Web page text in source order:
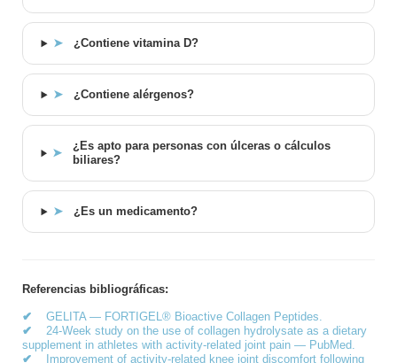
➤ ¿Contiene vitamina D?
➤ ¿Contiene alérgenos?
➤
¿Es apto para personas con úlceras o cálculos
biliares?
➤ ¿Es un medicamento?
Referencias bibliográficas:
✔ GELITA — FORTIGEL® Bioactive Collagen Peptides.
✔
24-Week study on the use of collagen hydrolysate as a dietary
supplement in athletes with activity-related joint pain — PubMed.
✔
Improvement of activity-related knee joint discomfort following